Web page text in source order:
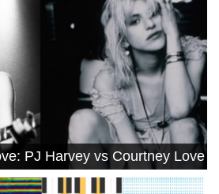
PJ Harvey vs Courtney Love